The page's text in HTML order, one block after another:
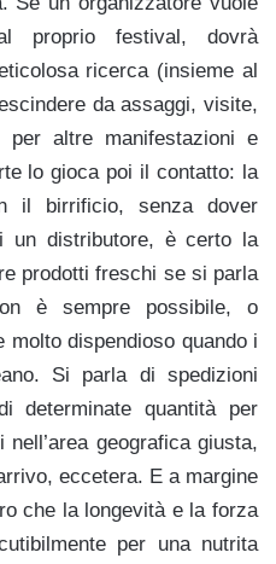
proprio festival, dovrà
ricerca (insieme al
da assaggi, visite,
per altre manifestazioni e
lo gioca poi il contatto: la
il birrificio, senza dover
un distributore, è certo la
prodotti freschi se si parla
è sempre possibile, o
dispendioso quando i
Si parla di spedizioni
determinate quantità per
geografica giusta,
eccetera. E a margine
che la longevità e la forza
per una nutrita